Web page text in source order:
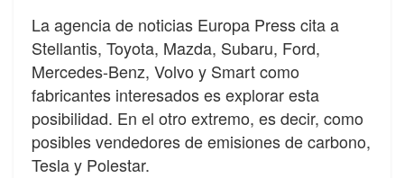
La agencia de noticias Europa Press cita a
Stellantis, Toyota, Mazda, Subaru, Ford,
Mercedes-Benz, Volvo y Smart como
fabricantes interesados es explorar esta
posibilidad. En el otro extremo, es decir, como
posibles vendedores de emisiones de carbono,
Tesla y Polestar.